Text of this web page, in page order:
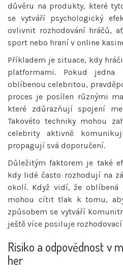
důvěru na produkty, které
se vytváří psychologický
ovlivnit rozhodování hráčů,
sport nebo hraní v online
Příkladem je situace, kdy
platformami. Pokud
oblíbenou celebritou,
proces je posílen různými
které zdůrazňují spojení
Takovéto techniky mohou
celebrity aktivně
propagují svá doporučení.
Důležitým faktorem je také
kdy lidé často rozhodují na
okolí. Když vidí, že oblíbená
mohou cítit tlak k tomu,
způsobem se vytváří
ještě více posiluje
Risiko a odpovědnost v
her